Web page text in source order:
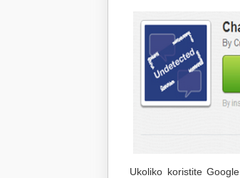
Ukoliko koristite Google